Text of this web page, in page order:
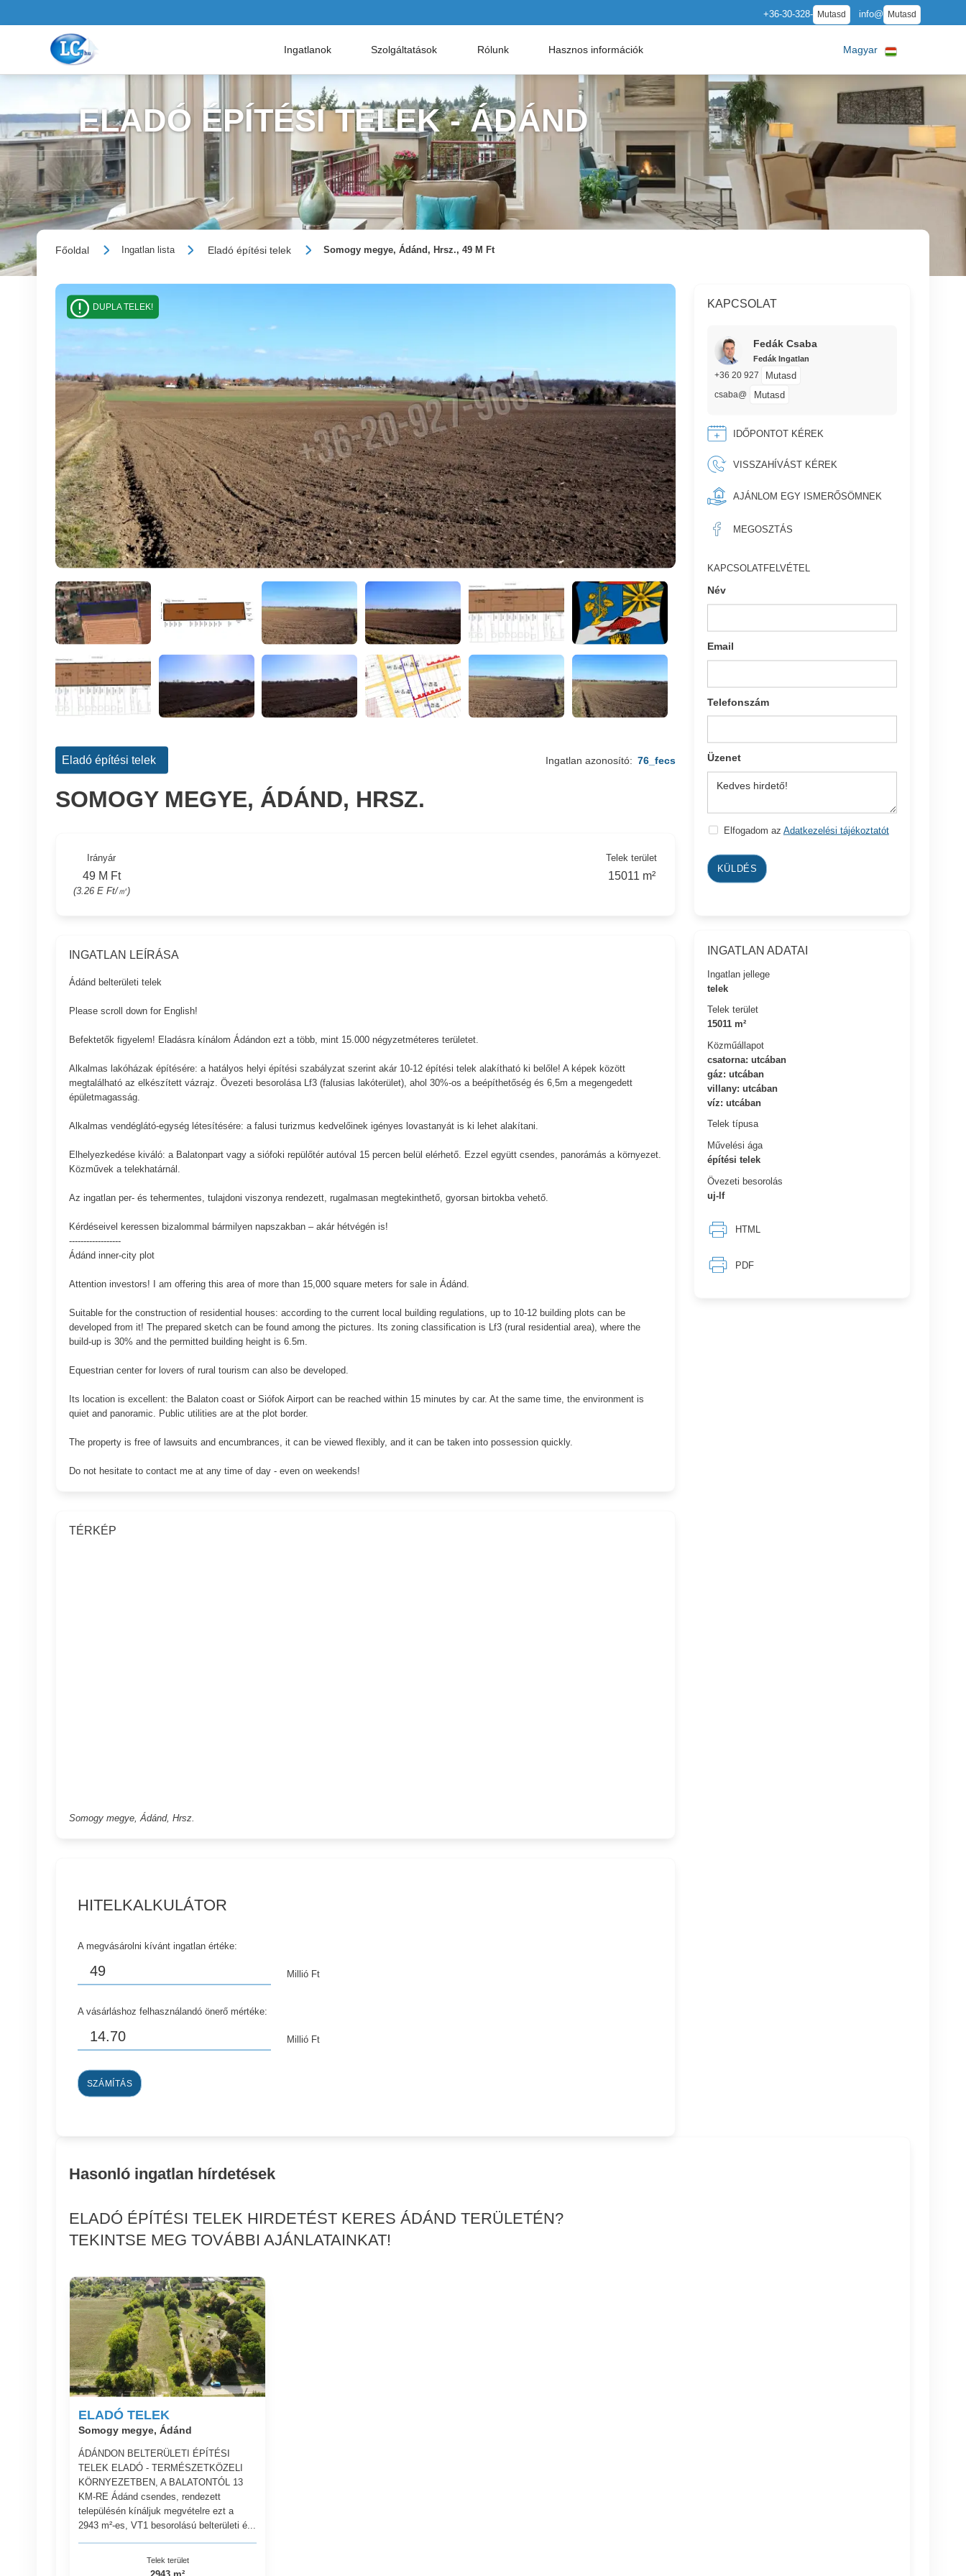
+36-30-328- Mutasd info@ Mutasd
Ingatlanok Szolgáltatások Rólunk Hasznos információk Magyar
ELADÓ ÉPÍTÉSI TELEK - ÁDÁND
Főoldal Ingatlan lista Eladó építési telek Somogy megye, Ádánd, Hrsz., 49 M Ft
DUPLA TELEK! KAPCSOLAT
Fedák Csaba
Fedák Ingatlan
+36 20 927 Mutasd
csaba@ Mutasd
IDŐPONTOT KÉREK
VISSZAHÍVÁST KÉREK
AJÁNLOM EGY ISMERŐSÖMNEK
MEGOSZTÁS
KAPCSOLATFELVÉTEL
Név
Email
Telefonszám
Üzenet
Elfogadom az Adatkezelési tájékoztatót
KÜLDÉS
INGATLAN ADATAI
Ingatlan jellege
telek
Telek terület
15011 m²
Közműállapot
csatorna: utcában
gáz: utcában
villany: utcában
víz: utcában
Telek típusa
Művelési ága
építési telek
Övezeti besorolás
uj-lf
HTML
PDF
Eladó építési telek Ingatlan azonosító: 76_fecs
SOMOGY MEGYE, ÁDÁND, HRSZ.
Irányár
49 M Ft
(3.26 E Ft/㎡)
Telek terület
15011 m²
INGATLAN LEÍRÁSA
Ádánd belterületi telek
Please scroll down for English!
Befektetők figyelem! Eladásra kínálom Ádándon ezt a több, mint 15.000 négyzetméteres területet.
Alkalmas lakóházak építésére: a hatályos helyi építési szabályzat szerint akár 10-12 építési telek alakítható ki belőle! A képek között
megtalálható az elkészített vázrajz. Övezeti besorolása Lf3 (falusias lakóterület), ahol 30%-os a beépíthetőség és 6,5m a megengedett
épületmagasság.
Alkalmas vendéglátó-egység létesítésére: a falusi turizmus kedvelőinek igényes lovastanyát is ki lehet alakítani.
Elhelyezkedése kiváló: a Balatonpart vagy a siófoki repülőtér autóval 15 percen belül elérhető. Ezzel együtt csendes, panorámás a környezet.
Közművek a telekhatárnál.
Az ingatlan per- és tehermentes, tulajdoni viszonya rendezett, rugalmasan megtekinthető, gyorsan birtokba vehető.
Kérdéseivel keressen bizalommal bármilyen napszakban – akár hétvégén is!
------------------
Ádánd inner-city plot
Attention investors! I am offering this area of more than 15,000 square meters for sale in Ádánd.
Suitable for the construction of residential houses: according to the current local building regulations, up to 10-12 building plots can be
developed from it! The prepared sketch can be found among the pictures. Its zoning classification is Lf3 (rural residential area), where the
build-up is 30% and the permitted building height is 6.5m.
Equestrian center for lovers of rural tourism can also be developed.
Its location is excellent: the Balaton coast or Siófok Airport can be reached within 15 minutes by car. At the same time, the environment is
quiet and panoramic. Public utilities are at the plot border.
The property is free of lawsuits and encumbrances, it can be viewed flexibly, and it can be taken into possession quickly.
Do not hesitate to contact me at any time of day - even on weekends!
TÉRKÉP
Somogy megye, Ádánd, Hrsz.
HITELKALKULÁTOR
A megvásárolni kívánt ingatlan értéke:
Millió Ft
A vásárláshoz felhasználandó önerő mértéke:
Millió Ft
SZÁMÍTÁS
Hasonló ingatlan hírdetések
ELADÓ ÉPÍTÉSI TELEK HIRDETÉST KERES ÁDÁND TERÜLETÉN?
TEKINTSE MEG TOVÁBBI AJÁNLATAINKAT!
ELADÓ TELEK
Somogy megye, Ádánd
ÁDÁNDON BELTERÜLETI ÉPÍTÉSI
TELEK ELADÓ - TERMÉSZETKÖZELI
KÖRNYEZETBEN, A BALATONTÓL 13
KM-RE Ádánd csendes, rendezett
településén kínáljuk megvételre ezt a
2943 m²-es, VT1 besorolású belterületi é...
Telek terület